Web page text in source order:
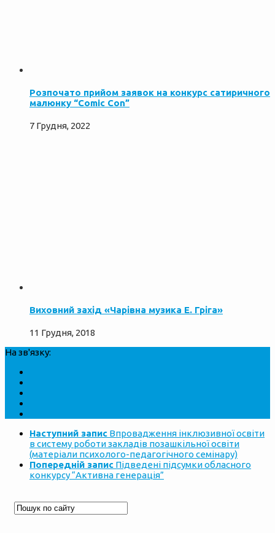
Розпочато прийом заявок на конкурс cатиричного
малюнку “Comic Con”
7 Грудня, 2022
Виховний захід «Чарівна музика Е. Гріга»
11 Грудня, 2018
На зв'язку:
Наступний запис Впровадження інклюзивної освіти
в систему роботи закладів позашкільної освіти
(матеріали психолого-педагогічного семінару)
Попередній запис Підведені підсумки обласного
конкурсу “Активна генерація”